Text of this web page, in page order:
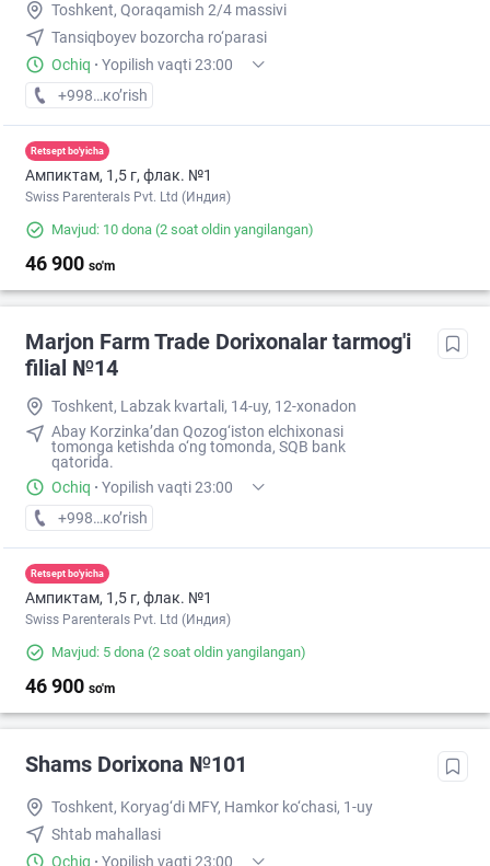
Toshkent, Qoraqamish 2/4 massivi
Tansiqboyev bozorcha ro‘parasi
Ochiq · Yopilish vaqti 23:00
+998 (77) XXX-XX-XX
кo’rish
Retsept bo'yicha
Ампиктам, 1,5 г, флак. №1
Swiss Parenterals Pvt. Ltd (Индия)
Mavjud: 10 dona (2 soat oldin yangilangan)
46 900 so'm
Marjon Farm Trade Dorixonalar tarmog'i
filial №14
Toshkent, Labzak kvartali, 14-uy, 12-xonadon
Abay Korzinka’dan Qozog‘iston elchixonasi
tomonga ketishda o‘ng tomonda, SQB bank
qatorida.
Ochiq · Yopilish vaqti 23:00
+998 (77) XXX-XX-XX
кo’rish
Retsept bo'yicha
Ампиктам, 1,5 г, флак. №1
Swiss Parenterals Pvt. Ltd (Индия)
Mavjud: 5 dona (2 soat oldin yangilangan)
46 900 so'm
Shams Dorixona №101
Toshkent, Koryag‘di MFY, Hamkor ko‘chasi, 1-uy
Shtab mahallasi
Ochiq · Yopilish vaqti 23:00